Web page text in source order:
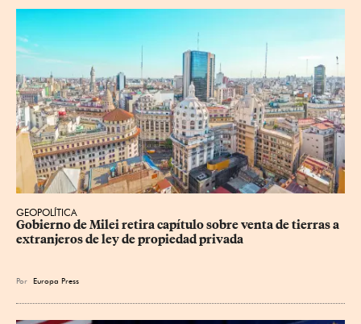
GEOPOLÍTICA
Gobierno de Milei retira capítulo sobre venta de tierras a
extranjeros de ley de propiedad privada
Por Europa Press